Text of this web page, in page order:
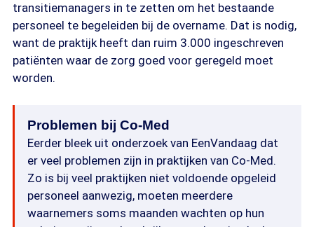
transitiemanagers in te zetten om het bestaande
personeel te begeleiden bij de overname. Dat is nodig,
want de praktijk heeft dan ruim 3.000 ingeschreven
patiënten waar de zorg goed voor geregeld moet
worden.
Problemen bij Co-Med
Eerder bleek uit onderzoek van EenVandaag dat
er veel problemen zijn in praktijken van Co-Med.
Zo is bij veel praktijken niet voldoende opgeleid
personeel aanwezig, moeten meerdere
waarnemers soms maanden wachten op hun